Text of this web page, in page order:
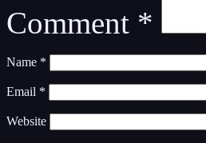
Comment *
Name *
Email *
Website